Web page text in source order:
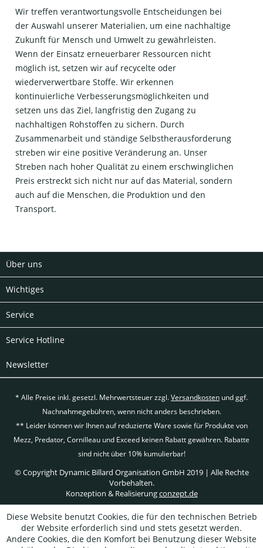
Wir treffen verantwortungsvolle Entscheidungen bei
der Auswahl unserer Materialien, um eine nachhaltige
Zukunft für Mensch und Umwelt zu gewährleisten.
Wenn der Einsatz erneuerbarer Ressourcen nicht
möglich ist, setzen wir auf recycelte oder
wiederverwertbare Stoffe. Wir erkennen
kontinuierliche Verbesserungsmöglichkeiten und
setzen uns das Ziel, langfristig den Zugang zu
nachhaltigen Rohstoffen zu sichern. Durch
Zusammenarbeit und ständige Selbstherausforderung
streben wir eine positive Veränderung an. Unser
Streben nach hoher Qualität zu einem erschwinglichen
Preis erstreckt sich nicht nur auf das Material, sondern
auch auf die Menschen, die Produktion und den
Transport.
Über uns
Wichtiges
Service
Service Hotline
Newsletter
* Alle Preise inkl. gesetzl. Mehrwertsteuer zzgl.Versandkosten und ggf.
Nachnahmegebühren, wenn nicht anders beschrieben.
** Leider können wir Ihnen auf reduzierte Ware sowie für Produkte von
Mezz, Predator, Cornilleau und Exceed keinen Rabatt gewähren. Rabatte
sind nicht über 10% kumulierbar!
© Copyright Dynamic Billard Organisation GmbH 2019 | Alle Rechte
Vorbehalten.
Konzeption & Realisierungconzept.de
Diese Website benutzt Cookies, die für den technischen Betrieb
der Website erforderlich sind und stets gesetzt werden.
Andere Cookies, die den Komfort bei Benutzung dieser Website